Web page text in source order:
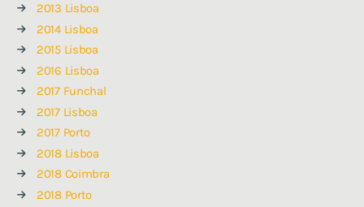
2013 Lisboa
2014 Lisboa
2015 Lisboa
2016 Lisboa
2017 Funchal
2017 Lisboa
2017 Porto
2018 Lisboa
2018 Coimbra
2018 Porto